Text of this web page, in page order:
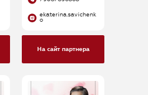
ekaterina.savichenk
o
На сайт партнера